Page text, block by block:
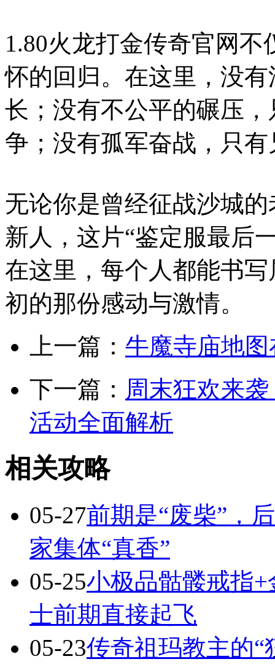
1.80火龙打金传奇官网
怀的回归。在这里，没
长；没有不公平的碾压
争；没有孤军奋战，只
无论你是曾经征战沙城
新人，这片“鉴定服最后
在这里，每个人都能书
初的那份感动与激情。
上一篇： 牛魔寺庙地
下一篇： 周末狂欢来
活动全面解析
相关攻略
05-27前期是“废柴”，
家集体“真香”
05-25小极品骷髅戒指
士前期直接起飞
05-23传奇祖玛教主的“